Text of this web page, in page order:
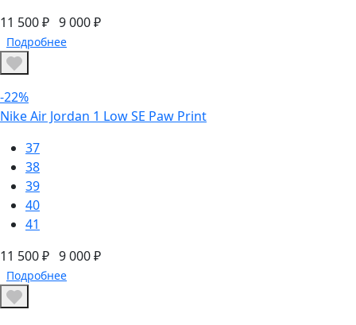
11 500 ₽ 9 000 ₽
Подробнее
-22%
Nike Air Jordan 1 Low SE Paw Print
37
38
39
40
41
11 500 ₽ 9 000 ₽
Подробнее